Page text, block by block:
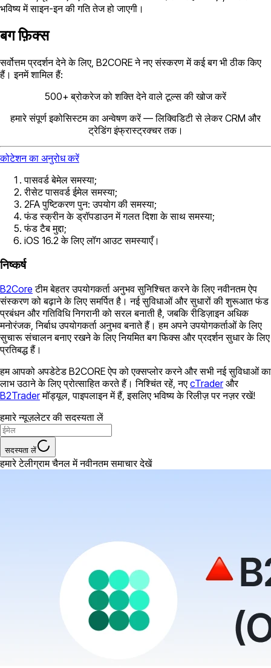
भविष्य में साइन-इन की गति तेज हो जाएगी।
बग फ़िक्स
सर्वोत्तम प्रदर्शन देने के लिए, B2CORE ने नए संस्करण में कई बग भी ठीक किए
हैं। इनमें शामिल हैं:
500+ ब्रोकरेज को शक्ति देने वाले टूल्स की खोज करें
हमारे संपूर्ण इकोसिस्टम का अन्वेषण करें — लिक्विडिटी से लेकर CRM और
ट्रेडिंग इंफ्रास्ट्रक्चर तक।
कोटेशन का अनुरोध करें
पासवर्ड बेमेल समस्या;
रीसेट पासवर्ड ईमेल समस्या;
2FA पुष्टिकरण पुन: उपयोग की समस्या;
फंड स्क्रीन के ड्रॉपडाउन में गलत दिशा के साथ समस्या;
फंड टैब मुद्दा;
iOS 16.2 के लिए लॉग आउट समस्याएँ।
निष्कर्ष
B2Core टीम बेहतर उपयोगकर्ता अनुभव सुनिश्चित करने के लिए नवीनतम ऐप
संस्करण को बढ़ाने के लिए समर्पित है। नई सुविधाओं और सुधारों की शुरूआत फंड
प्रबंधन और गतिविधि निगरानी को सरल बनाती है, जबकि रीडिज़ाइन अधिक
मनोरंजक, निर्बाध उपयोगकर्ता अनुभव बनाते हैं। हम अपने उपयोगकर्ताओं के लिए
सुचारू संचालन बनाए रखने के लिए नियमित बग फिक्स और प्रदर्शन सुधार के लिए
प्रतिबद्ध हैं।
हम आपको अपडेटेड B2CORE ऐप को एक्सप्लोर करने और सभी नई सुविधाओं का
लाभ उठाने के लिए प्रोत्साहित करते हैं। निश्चिंत रहें, नए cTraderऔर
B2Traderमॉड्यूल, पाइपलाइन में हैं, इसलिए भविष्य के रिलीज़ पर नज़र रखें!
हमारे न्यूज़लेटर की सदस्यता लें
सदस्यता लें
हमारे टेलीग्राम चैनल में नवीनतम समाचार देखें